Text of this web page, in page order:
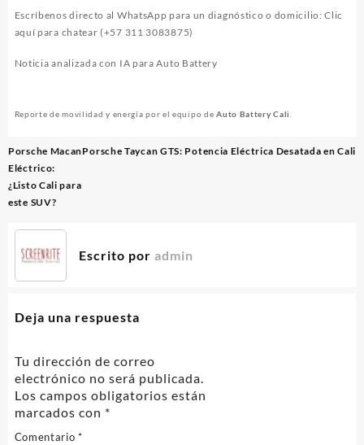
Escríbenos directo al WhatsApp para un diagnóstico o domicilio:Clic
aquí para chatear (+57 311 3083875)
Noticia analizada con IA para Auto Battery
Reporte de movilidad y energía por el equipo deAuto Battery Cali
Navegación
de
entradas
Porsche Macan
Eléctrico:
¿Listo Cali para
este SUV?
Porsche Taycan GTS: Potencia Eléctrica Desatada en Cali
Escrito por admin
Deja una respuesta
Tu dirección de correo
electrónico no será publicada.
Los campos obligatorios están
marcados con *
Comentario*